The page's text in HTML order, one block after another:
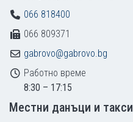
066 818400
066 809371
gabrovo@gabrovo.bg
Работно време
8:30 – 17:15
Местни данъци и такси